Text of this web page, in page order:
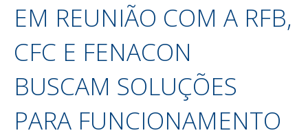
EM REUNIÃO COM A RFB,
CFC E FENACON
BUSCAM SOLUÇÕES
PARA FUNCIONAMENTO